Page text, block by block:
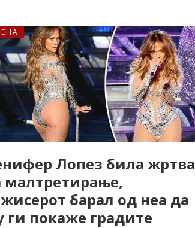
Лопез била жртва
малтретирање,
барал од неа да
ги покаже градите